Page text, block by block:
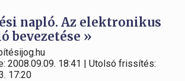
napló. Az elektronikus
bevezetése »
2008.09.09. 18:41 | Utolsó frissítés:
17:20